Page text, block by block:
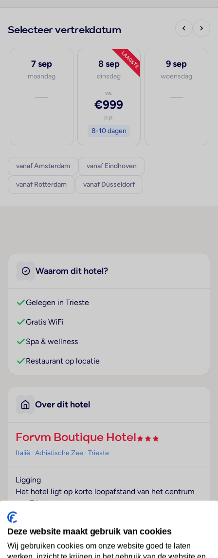
Selecteer vertrekdatum
7 sep
maandag
—
LAAGSTE
8 sep
dinsdag
va.
€999
p.p.
8-10 dagen
9 sep
woensdag
—
vanaf Amsterdam vanaf Eindhoven
vanaf Rotterdam vanaf Düsseldorf
Waarom dit hotel?
Gelegen in Trieste
Gratis WiFi
Spa & wellness
Restaurant op locatie
Over dit hotel
Forvm Boutique Hotel
Italië · Adriatische Zee · Trieste
Ligging
Het hotel ligt op korte loopafstand van het centrum
van Triest.
Hotelfaciliteiten
Het complex beschikt over 12 kamers en over een lift.
Het vriendelijke personeel aan de receptie is graag bij
Deze website maakt gebruik van cookies
Wij gebruiken cookies om onze website goed te laten